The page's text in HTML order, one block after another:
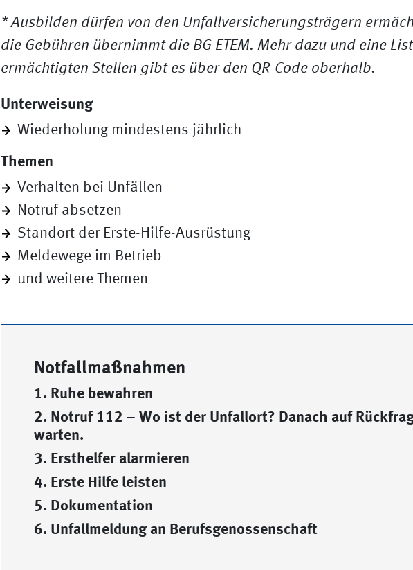
* Ausbilden dürfen von den Unfallversicherungsträgern
die Gebühren übernimmt die BG ETEM. Mehr dazu und eine
ermächtigten Stellen gibt es über den QR-Code oberhalb.
Unterweisung
Wiederholung mindestens jährlich
Themen
Verhalten bei Unfällen
Notruf absetzen
Standort der Erste-Hilfe-Ausrüstung
Meldewege im Betrieb
und weitere Themen
Notfallmaßnahmen
1. Ruhe bewahren
2. Notruf 112 – Wo ist der Unfallort? Danach auf
warten.
3. Ersthelfer alarmieren
4. Erste Hilfe leisten
5. Dokumentation
6. Unfallmeldung an Berufsgenossenschaft